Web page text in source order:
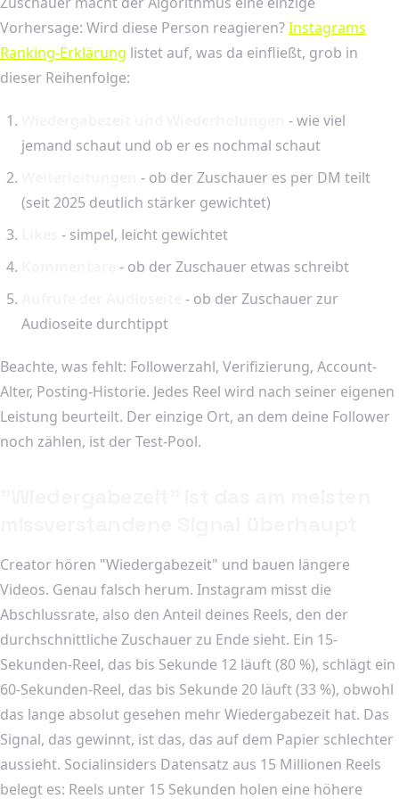
Vorhersage: Wird diese Person reagieren?Instagrams
Ranking-Erklärung listet auf, was da einfließt, grob in
dieser Reihenfolge:
- wie viel
jemand schaut und ob er es nochmal schaut
- ob der Zuschauer es per DM teilt
(seit 2025 deutlich stärker gewichtet)
- simpel, leicht gewichtet
- ob der Zuschauer etwas schreibt
- ob der Zuschauer zur
Audioseite durchtippt
Beachte, was fehlt: Followerzahl, Verifizierung, Account-
Alter, Posting-Historie. Jedes Reel wird nach seiner eigenen
Leistung beurteilt. Der einzige Ort, an dem deine Follower
noch zählen, ist der Test-Pool.
Creator hören "Wiedergabezeit" und bauen längere
Videos. Genau falsch herum. Instagram misst die
Abschlussrate, also den Anteil deines Reels, den der
durchschnittliche Zuschauer zu Ende sieht. Ein 15-
Sekunden-Reel, das bis Sekunde 12 läuft (80 %), schlägt ein
60-Sekunden-Reel, das bis Sekunde 20 läuft (33 %), obwohl
das lange absolut gesehen mehr Wiedergabezeit hat. Das
Signal, das gewinnt, ist das, das auf dem Papier schlechter
aussieht. Socialinsiders Datensatz aus 15 Millionen Reels
belegt es: Reels unter 15 Sekunden holen eine höhere